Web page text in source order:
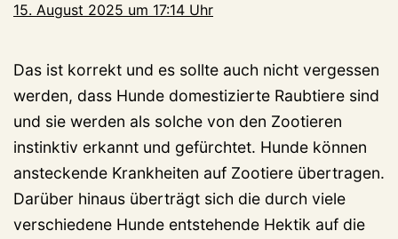
15. August 2025 um 17:14 Uhr
Das ist korrekt und es sollte auch nicht vergessen
werden, dass Hunde domestizierte Raubtiere sind
und sie werden als solche von den Zootieren
instinktiv erkannt und gefürchtet. Hunde können
ansteckende Krankheiten auf Zootiere übertragen.
Darüber hinaus überträgt sich die durch viele
verschiedene Hunde entstehende Hektik auf die